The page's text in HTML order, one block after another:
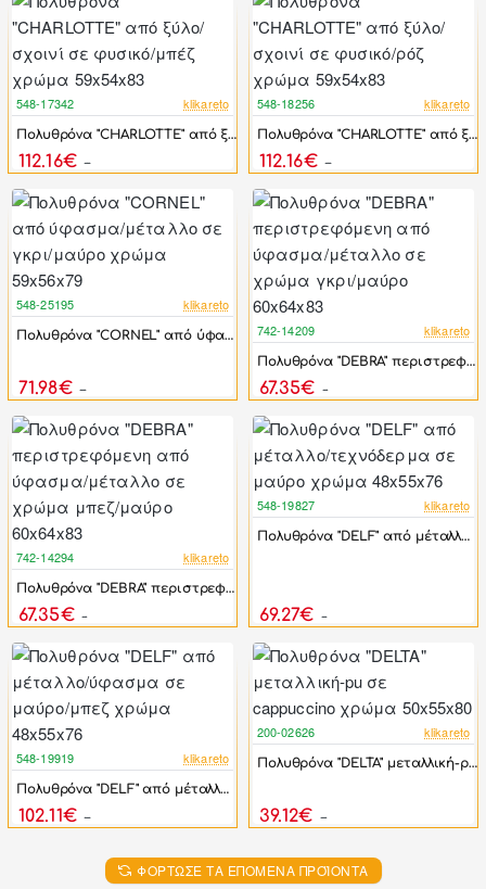
-44%
548-17342 klikareto
Πολυθρόνα "CHARLOTTE" από ξύλο/σχοινί σε φυσικό/μπέζ χρώμα 59x54x83
112.16€
-44%
548-18256 klikareto
Πολυθρόνα "CHARLOTTE" από ξύλο/σχοινί σε φυσικό/ρόζ χρώμα 59x54x83
112.16€
-44%
548-25195 klikareto
Πολυθρόνα "CORNEL" από ύφασμα/μέταλλο σε γκρι/μαύρο χρώμα 59x56x79
71.98€
-17%
742-14209 klikareto
Πολυθρόνα "DEBRA" περιστρεφόμενη από ύφασμα/μέταλλο σε χρώμα γκρι/μαύρο 60x64x83
67.35€
-17%
742-14294 klikareto
Πολυθρόνα "DEBRA" περιστρεφόμενη από ύφασμα/μέταλλο σε χρώμα μπεζ/μαύρο 60x64x83
67.35€
-44%
548-19827 klikareto
Πολυθρόνα "DELF" από μέταλλο/τεχνόδερμα σε μαύρο χρώμα 48x55x76
69.27€
-44%
548-19919 klikareto
Πολυθρόνα "DELF" από μέταλλο/ύφασμα σε μαύρο/μπεζ χρώμα 48x55x76
102.11€
-46%
200-02626 klikareto
Πολυθρόνα "DELTA" μεταλλική-pu σε cappuccino χρώμα 50x55x80
39.12€
ΦΌΡΤΩΣΕ ΤΑ ΕΠΌΜΕΝΑ ΠΡΟΪΌΝΤΑ